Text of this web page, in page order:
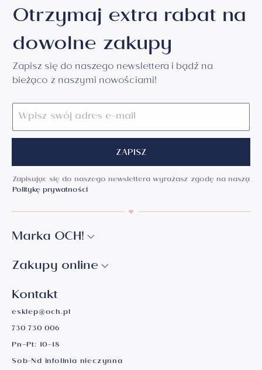
Otrzymaj extra rabat na
dowolne zakupy
Zapisz się do naszego newslettera i bądź na
bieżąco z naszymi nowościami!
ZAPISZ
Zapisując się do naszego newslettera wyrażasz zgodę na naszą
Politykę prywatności
Marka OCH!
Zakupy online
Kontakt
esklep@och.pl
730 730 006
Pn–Pt: 10–18
Sob-Nd infolinia nieczynna